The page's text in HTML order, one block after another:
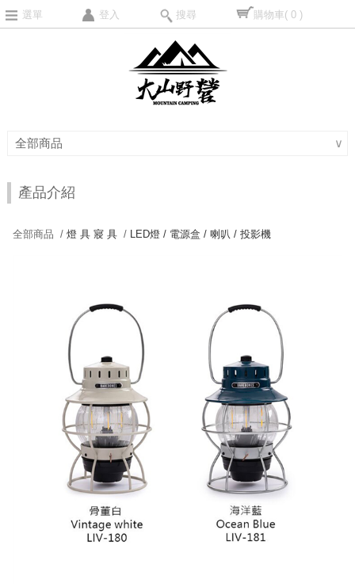
選單 登入 搜尋 購物車( 0 )
全部商品 ∨
產品介紹
全部商品 /燈 具 寢 具 / LED燈 / 電源盒 / 喇叭 / 投影機